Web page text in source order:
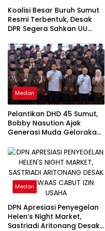
Koalisi Besar Buruh Sumut
Resmi Terbentuk, Desak
DPR Segera Sahkan UU
“Bukan Tambal Sulam, Tapi
Perubahan Total”
Medan
Pelantikan DHD 45 Sumut,
Bobby Nasution Ajak
Generasi Muda Gelorakan
Medan
DPN Apresiasi Penyegelan
Helen’s Night Market,
Sastriadi Aritonang Desak